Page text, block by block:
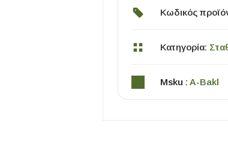
Κωδικός
Κατηγορία:
Msku : A-Bakl